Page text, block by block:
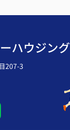
ハウジング
207-3